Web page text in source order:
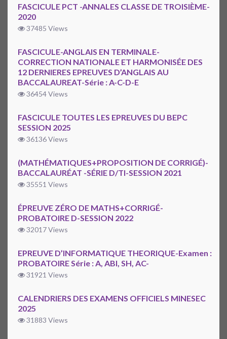
FASCICULE PCT -ANNALES CLASSE DE TROISIÈME-
2020
37485 Views
FASCICULE-ANGLAIS EN TERMINALE-
CORRECTION NATIONALE ET HARMONISÉE DES
12 DERNIERES EPREUVES D’ANGLAIS AU
BACCALAUREAT-Série : A-C-D-E
36454 Views
FASCICULE TOUTES LES EPREUVES DU BEPC
SESSION 2025
36136 Views
(MATHÉMATIQUES+PROPOSITION DE CORRIGÉ)-
BACCALAURÉAT -SÉRIE D/TI-SESSION 2021
35551 Views
ÉPREUVE ZÉRO DE MATHS+CORRIGÉ-
PROBATOIRE D-SESSION 2022
32017 Views
EPREUVE D’INFORMATIQUE THEORIQUE-Examen :
PROBATOIRE Série : A, ABI, SH, AC-
31921 Views
CALENDRIERS DES EXAMENS OFFICIELS MINESEC
2025
31883 Views